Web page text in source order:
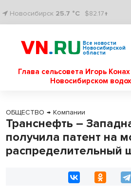
Новосибирск 25.7 °C $82.17↑
Все новости
Новосибирской
области
Глава сельсовета Игорь
Новосибирском
ОБЩЕСТВО → Компании
Транснефть –
получила патент на
распределительный